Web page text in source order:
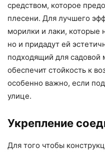
средством, которое
плесени. Для лучшего
морилки и лаки, которые
но и придадут ей
подходящий для садовой
обеспечит стойкость к
особенно важно, если
улице.
Укрепление
Для того чтобы